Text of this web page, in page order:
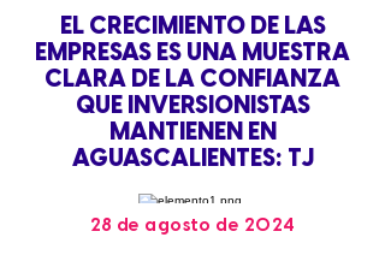
EL CRECIMIENTO DE LAS
EMPRESAS ES UNA MUESTRA
CLARA DE LA CONFIANZA
QUE INVERSIONISTAS
MANTIENEN EN
AGUASCALIENTES: TJ
28 de agosto de 2024